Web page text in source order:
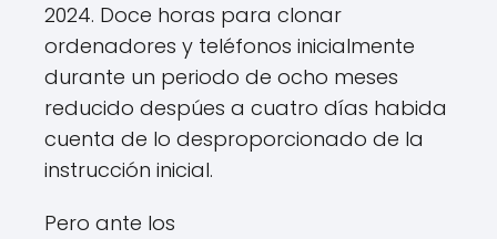
2024. Doce horas para clonar
ordenadores y teléfonos inicialmente
durante un periodo de ocho meses
reducido despúes a cuatro días habida
cuenta de lo desproporcionado de la
instrucción inicial.
Pero ante los